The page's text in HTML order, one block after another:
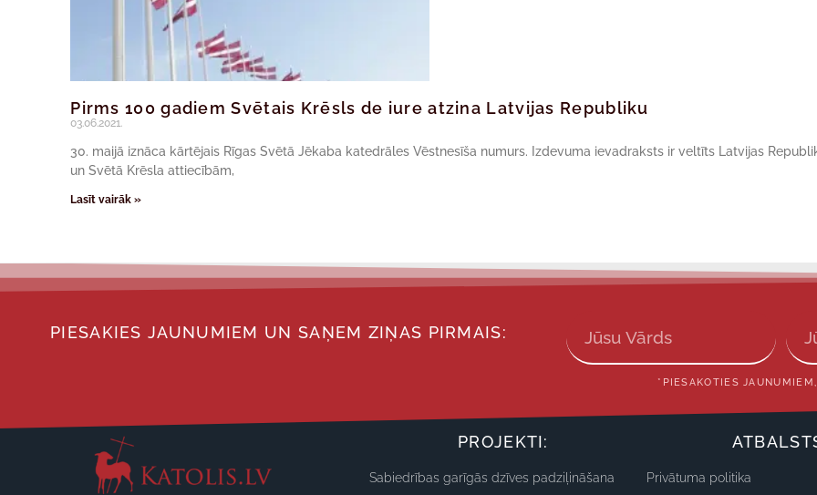
Pirms 100 gadiem Svētais Krēsls de iure atzina Latvijas Republiku
03.06.2021.
30. maijā iznāca kārtējais Rīgas Svētā Jēkaba katedrāles Vēstnesīša numurs. Izdevuma ievadraksts ir veltīts Latvijas
un Svētā Krēsla attiecībām,
Lasīt vairāk »
PIESAKIES JAUNUMIEM UN SAŅEM ZIŅAS PIRMAIS:
*PIESAKOTIES
PROJEKTI:
Sabiedrības garīgās dzīves padziļināšana
Privātuma politika